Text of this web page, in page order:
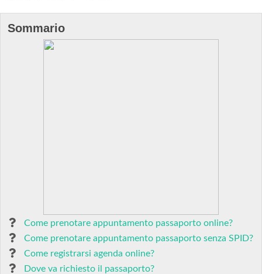
Sommario
Come prenotare appuntamento passaporto online?
Come prenotare appuntamento passaporto senza SPID?
Come registrarsi agenda online?
Dove va richiesto il passaporto?